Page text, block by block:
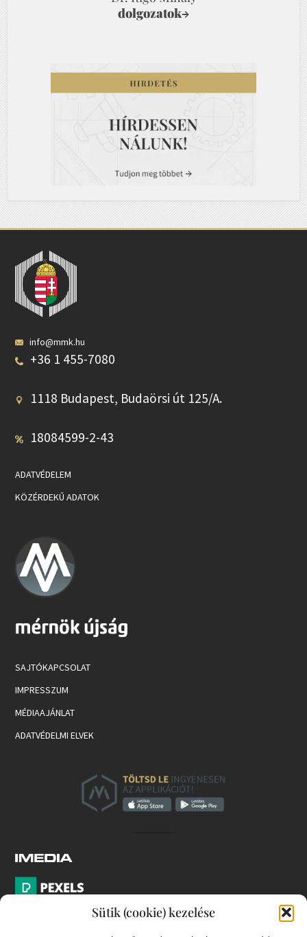
Sütik (cookie) kezelése
dolgozatok→
info@mmk.hu
+36 1 455-7080
1118 Budapest, Budaörsi út 125/A.
18084599-2-43
ADATVÉDELEM
KÖZÉRDEKŰ ADATOK
SAJTÓKAPCSOLAT
IMPRESSZUM
MÉDIAAJÁNLAT
ADATVÉDELMI ELVEK